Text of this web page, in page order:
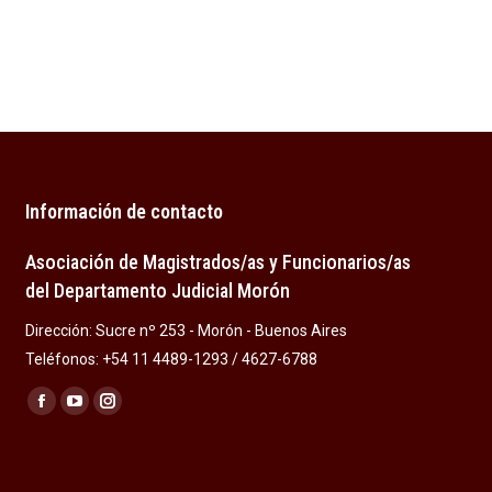
Información de contacto
Asociación de Magistrados/as y Funcionarios/as
del Departamento Judicial Morón
Dirección: Sucre nº 253 - Morón - Buenos Aires
Teléfonos: +54 11 4489-1293 / 4627-6788
Encuéntranos en:
Facebook
YouTubeInstagram